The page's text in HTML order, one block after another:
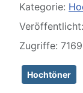
Kategorie:
Zugriffe: 7169
Hochtöner